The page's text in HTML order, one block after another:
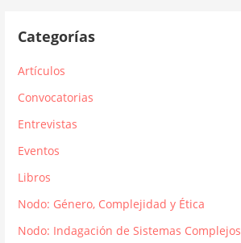
Categorías
Artículos
Convocatorias
Entrevistas
Eventos
Libros
Nodo: Género, Complejidad y Ética
Nodo: Indagación de Sistemas Complejos